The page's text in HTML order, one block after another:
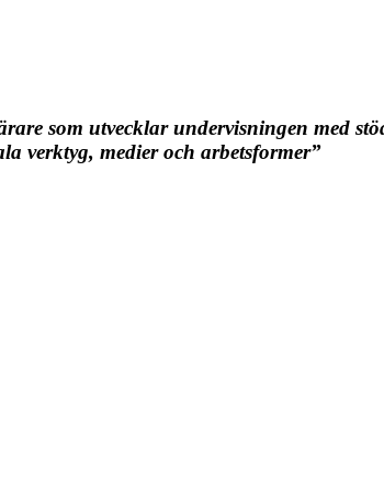
som utvecklar undervisningen med
verktyg, medier och arbetsformer”